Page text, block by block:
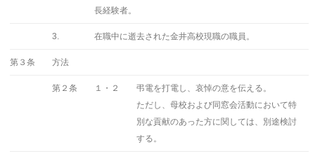
長経験者。
3. 在職中に逝去された金井高校現職の職員。
第３条 方法
第２条 １・２
弔電を打電し、哀悼の意を伝える。
ただし、母校および同窓会活動において特
別な貢献のあった方に関しては、別途検討
する。